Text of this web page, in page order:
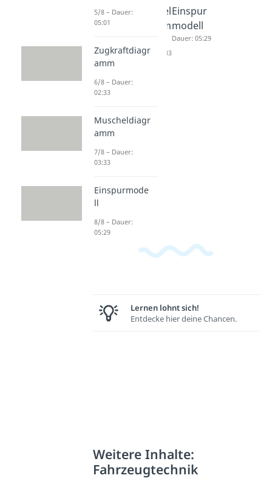
Zugkraf
tdiagra
Dauer: 02:33
Muschel
diagram
Dauer: 03:33
Einspur
modell
Dauer: 05:29
Lernen lohnt sich!
Entdecke hier deine Chancen.
Weitere Inhalte:
Fahrzeugtechnik
5/8 – Dauer:
05:01
Zugkraftdiagr
amm
6/8 – Dauer:
02:33
Muscheldiagr
amm
7/8 – Dauer:
03:33
Einspurmode
ll
8/8 – Dauer:
05:29